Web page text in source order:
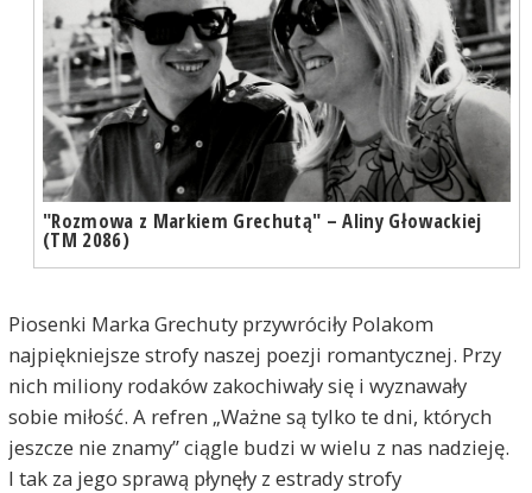
"Rozmowa z Markiem Grechutą" – Aliny Głowackiej
(TM 2086)
Piosenki Marka Grechuty przywróciły Polakom
najpiękniejsze strofy naszej poezji romantycznej. Przy
nich miliony rodaków zakochiwały się i wyznawały
sobie miłość. A refren „Ważne są tylko te dni, których
jeszcze nie znamy” ciągle budzi w wielu z nas nadzieję.
I tak za jego sprawą płynęły z estrady strofy